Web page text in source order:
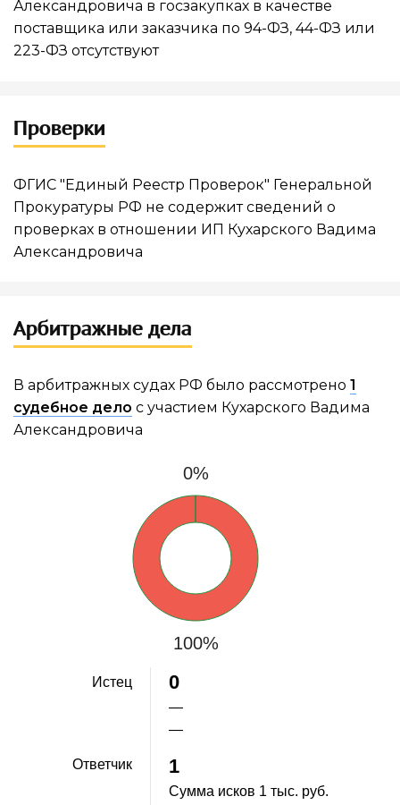
Александровича в госзакупках в качестве
поставщика или заказчика по 94-ФЗ, 44-ФЗ или
223-ФЗ отсутствуют
Проверки
ФГИС "Единый Реестр Проверок" Генеральной
Прокуратуры РФ не содержит сведений о
проверках в отношении ИП Кухарского Вадима
Александровича
Арбитражные дела
В арбитражных судах РФ было рассмотрено 1
судебное дело с участием Кухарского Вадима
Александровича
0%
100%
Истец
Ответчик
0
—
—
1
Сумма исков 1 тыс. руб.